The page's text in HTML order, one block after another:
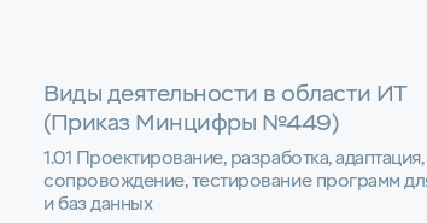
Виды деятельности в области ИТ
(Приказ Минцифры №449)
1.01 Проектирование, разработка,
сопровождение, тестирование программ
и баз данных